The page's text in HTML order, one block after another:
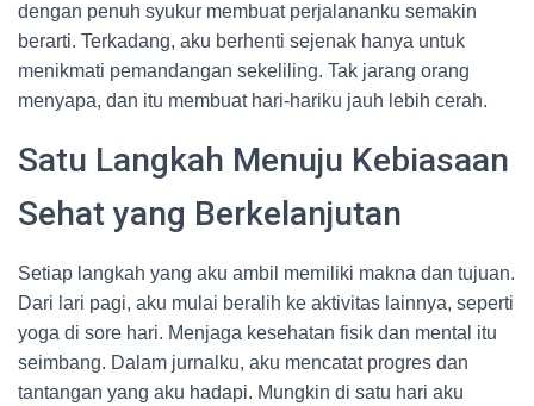
dengan penuh syukur membuat perjalananku semakin
berarti. Terkadang, aku berhenti sejenak hanya untuk
menikmati pemandangan sekeliling. Tak jarang orang
menyapa, dan itu membuat hari-hariku jauh lebih cerah.
Satu Langkah Menuju Kebiasaan
Sehat yang Berkelanjutan
Setiap langkah yang aku ambil memiliki makna dan tujuan.
Dari lari pagi, aku mulai beralih ke aktivitas lainnya, seperti
yoga di sore hari. Menjaga kesehatan fisik dan mental itu
seimbang. Dalam jurnalku, aku mencatat progres dan
tantangan yang aku hadapi. Mungkin di satu hari aku